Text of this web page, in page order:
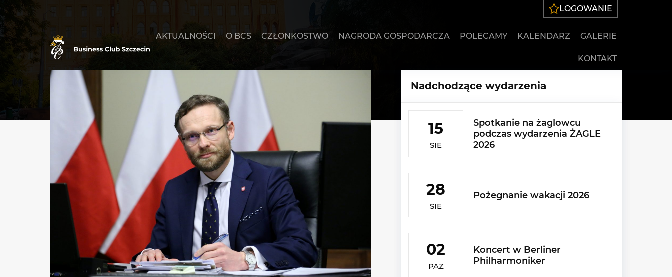
AKTUALNOŚCI O BCS CZŁONKOSTWO NAGRODA GOSPODARCZA POLECAMY KALENDARZ GALERIE
KONTAKT
LOGOWANIE
Nadchodzące wydarzenia
15
SIE
Spotkanie na żaglowcu
podczas wydarzenia ŻAGLE
2026
28
SIE
Pożegnanie wakacji 2026
02
PAZ
Koncert w Berliner
Philharmoniker